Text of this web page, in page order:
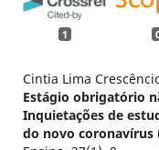
1
Cintia Lima
Estágio obrigatório
Inquietações de
do novo coronavírus